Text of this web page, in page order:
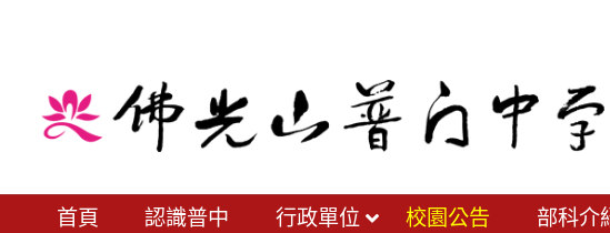
首頁 認識普中 行政單位 校園公告 部科介